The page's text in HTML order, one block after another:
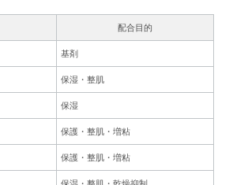
配合目的
基剤
保湿・整肌
保湿
保護・整肌・増粘
保護・整肌・増粘